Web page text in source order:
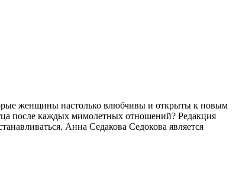
женщины настолько влюбчивы и открыты к новым
после каждых мимолетных отношений? Редакция
Анна Седакова Седокова является